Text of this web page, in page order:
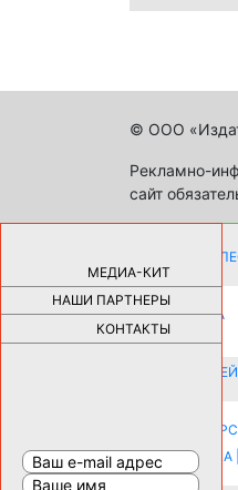
© ООО
Рекламно-
сайт
МЕДИА-КИТ
НАШИ ПАРТНЕРЫ
КОНТАКТЫ
КАК ДЕВУШКЕ ПОМЕНЯТЬ
НА АВТОМОБИЛЕ |69185
НОВЫЕ РАЗРАБОТКИ ДЛЯ
ОЗДОРОВЛЕНИЯ ОРГАНИЗМА
ПЛАТФОРМА ШУМАННА 3Д И
КАПСУЛА ЗДОРОВЬЯ |28293
ИСТОРИЯ НАКЛАДНЫХ НОГТЕЙ |
КОМНАТУ: ХИТРЫЕ
РАСШИРЕНИЯ ПРОСТРАНСТВА |
16202